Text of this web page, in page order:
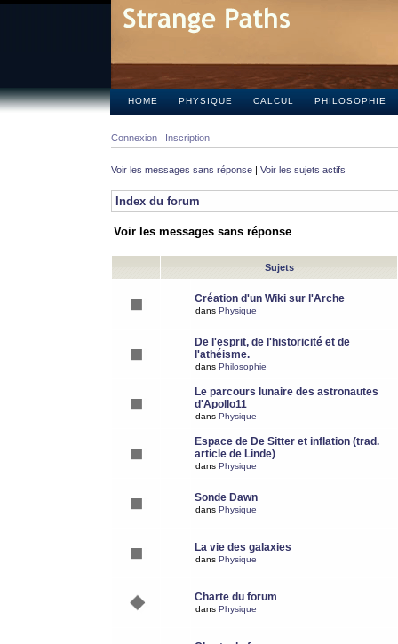
HOME PHYSIQUE CALCUL PHILOSOPHIE
Connexion Inscription
Voir les messages sans réponse | Voir les sujets actifs
Index du forum
Voir les messages sans réponse
Sujets
Création d'un Wiki sur l'Arche
dans Physique
De l'esprit, de l'historicité et de
l'athéisme.
dans Philosophie
Le parcours lunaire des astronautes
d'Apollo11
dans Physique
Espace de De Sitter et inflation (trad.
article de Linde)
dans Physique
Sonde Dawn
dans Physique
La vie des galaxies
dans Physique
Charte du forum
dans Physique